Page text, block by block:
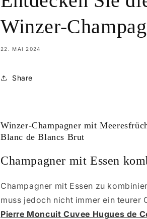
Winzer-
22. MAI 2024
Share
Winzer-Champagner mit
Blanc de Blancs Brut
Champagner mit Essen
Champagner mit Essen zu
muss jedoch nicht immer ein teurer
Pierre Moncuit Cuvee Hugues de